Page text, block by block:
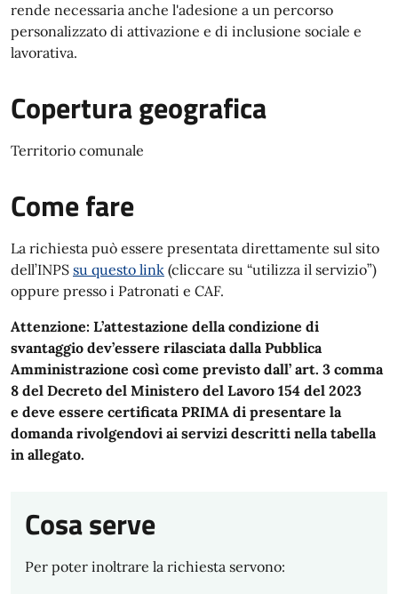
rende necessaria anche l'adesione a un percorso
personalizzato di attivazione e di inclusione sociale e
lavorativa.
Copertura geografica
Territorio comunale
Come fare
La richiesta può essere presentata direttamente sul sito
dell’INPS su questo link (cliccare su “utilizza il servizio”)
oppure presso i Patronati e CAF.
Attenzione: L’attestazione della condizione di
svantaggio dev’essere rilasciata dalla Pubblica
Amministrazione così come previsto dall’ art. 3 comma
8 del Decreto del Ministero del Lavoro 154 del 2023
e deve essere certificata PRIMA di presentare la
domanda rivolgendovi ai servizi descritti nella tabella
in allegato.
Cosa serve
Per poter inoltrare la richiesta servono: